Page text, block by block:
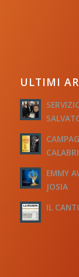
ULTIMI
EMMY
JOSIA
IL